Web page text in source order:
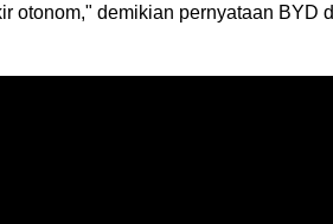
otonom," demikian pernyataan BYD